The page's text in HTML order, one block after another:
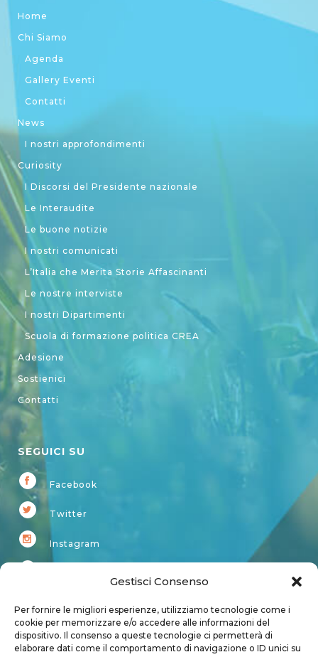
Gestisci Consenso
Per fornire le migliori esperienze, utilizziamo tecnologie come i
cookie per memorizzare e/o accedere alle informazioni del
dispositivo. Il consenso a queste tecnologie ci permetterà di
elaborare dati come il comportamento di navigazione o ID unici su
Home
Chi Siamo
Agenda
Gallery Eventi
Contatti
News
I nostri approfondimenti
Curiosity
I Discorsi del Presidente nazionale
Le Interaudite
Le buone notizie
I nostri comunicati
L’Italia che Merita Storie Affascinanti
Le nostre interviste
I nostri Dipartimenti
Scuola di formazione politica CREA
Adesione
Sostienici
Contatti
SEGUICI SU
Facebook
Twitter
Instagram
Account